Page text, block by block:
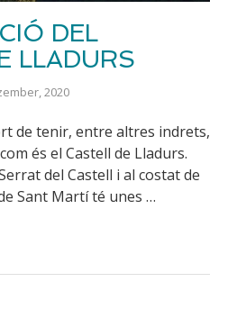
DEL
LLADURS
2020
de tenir, entre altres indrets,
és el Castell de Lladurs.
del Castell i al costat de
Sant Martí té unes …